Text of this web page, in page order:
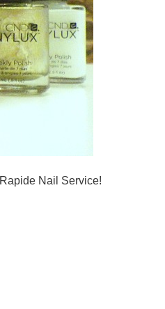
Rapide Nail Service!